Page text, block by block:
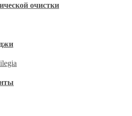
очистки